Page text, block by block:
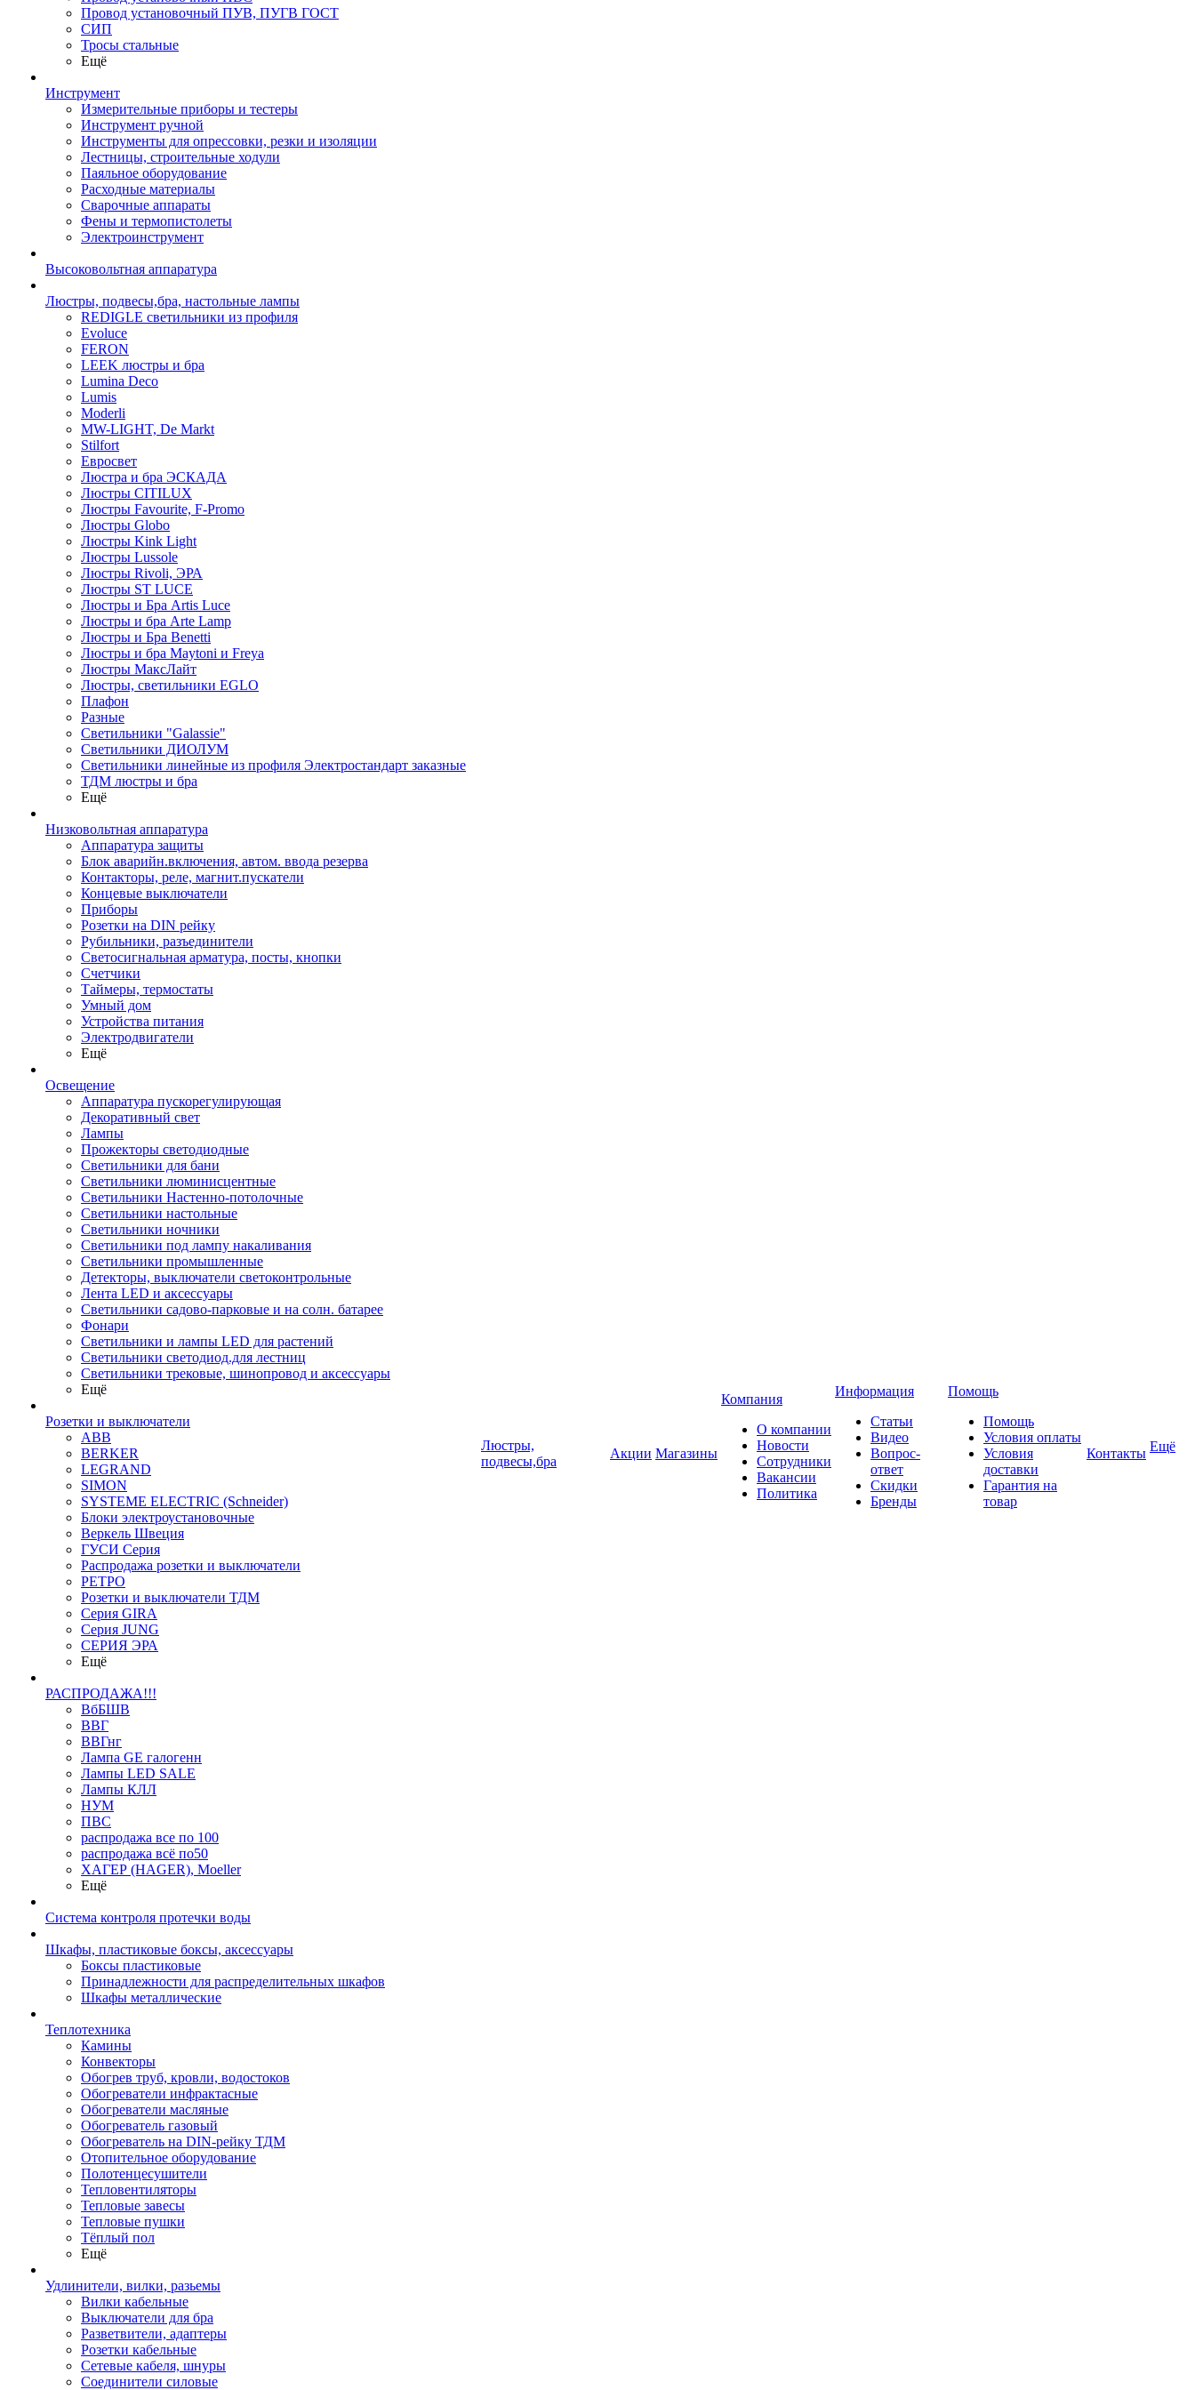
Провод установочный ПУВ, ПУГВ ГОСТ
СИП
Тросы стальные
Ещё
Инструмент
Измерительные приборы и тестеры
Инструмент ручной
Инструменты для опрессовки, резки и изоляции
Лестницы, строительные ходули
Паяльное оборудование
Расходные материалы
Сварочные аппараты
Фены и термопистолеты
Электроинструмент
Высоковольтная аппаратура
Люстры, подвесы,бра, настольные лампы
REDIGLE светильники из профиля
Evoluce
FERON
LEEK люстры и бра
Lumina Deco
Lumis
Moderli
MW-LIGHT, De Markt
Stilfort
Евросвет
Люстра и бра ЭСКАДА
Люстры CITILUX
Люстры Favourite, F-Promo
Люстры Globo
Люстры Kink Light
Люстры Lussole
Люстры Rivoli, ЭРА
Люстры ST LUCE
Люстры и Бра Artis Luce
Люстры и бра Arte Lamp
Люстры и Бра Benetti
Люстры и бра Maytoni и Freya
Люстры МаксЛайт
Люстры, светильники EGLO
Плафон
Разные
Светильники "Galassie"
Светильники ДИОЛУМ
Светильники линейные из профиля Электростандарт заказные
ТДМ люстры и бра
Ещё
Низковольтная аппаратура
Аппаратура защиты
Блок аварийн.включения, автом. ввода резерва
Контакторы, реле, магнит.пускатели
Концевые выключатели
Приборы
Розетки на DIN рейку
Рубильники, разъединители
Светосигнальная арматура, посты, кнопки
Счетчики
Таймеры, термостаты
Умный дом
Устройства питания
Электродвигатели
Ещё
Освещение
Аппаратура пускорегулирующая
Декоративный свет
Лампы
Прожекторы светодиодные
Светильники для бани
Светильники люминисцентные
Светильники Настенно-потолочные
Светильники настольные
Светильники ночники
Светильники под лампу накаливания
Светильники промышленные
Детекторы, выключатели светоконтрольные
Лента LED и аксессуары
Светильники садово-парковые и на солн. батарее
Фонари
Светильники и лампы LED для растений
Светильники светодиод.для лестниц
Светильники трековые, шинопровод и аксессуары
Ещё
Розетки и выключатели
ABB
BERKER
LEGRAND
SIMON
SYSTEME ELECTRIC (Schneider)
Блоки электроустановочные
Веркель Швеция
ГУСИ Серия
Распродажа розетки и выключатели
РЕТРО
Розетки и выключатели ТДМ
Серия GIRA
Серия JUNG
СЕРИЯ ЭРА
Ещё
РАСПРОДАЖА!!!
ВбБШВ
ВВГ
ВВГнг
Лампа GE галогенн
Лампы LED SALE
Лампы КЛЛ
НУМ
ПВС
распродажа все по 100
распродажа всё по50
ХАГЕР (HAGER), Moeller
Ещё
Система контроля протечки воды
Шкафы, пластиковые боксы, аксессуары
Боксы пластиковые
Принадлежности для распределительных шкафов
Шкафы металлические
Теплотехника
Камины
Конвекторы
Обогрев труб, кровли, водостоков
Обогреватели инфрактасные
Обогреватели масляные
Обогреватель газовый
Обогреватель на DIN-рейку ТДМ
Отопительное оборудование
Полотенцесушители
Тепловентиляторы
Тепловые завесы
Тепловые пушки
Тёплый пол
Ещё
Удлинители, вилки, разьемы
Вилки кабельные
Выключатели для бра
Разветвители, адаптеры
Розетки кабельные
Сетевые кабеля, шнуры
Соединители силовые
Люстры,
подвесы,бра
Акции Магазины
Компания
О компании
Новости
Сотрудники
Вакансии
Политика
Информация
Статьи
Видео
Вопрос-
ответ
Скидки
Бренды
Помощь
Помощь
Условия оплаты
Условия
доставки
Гарантия на
товар
Контакты Ещё